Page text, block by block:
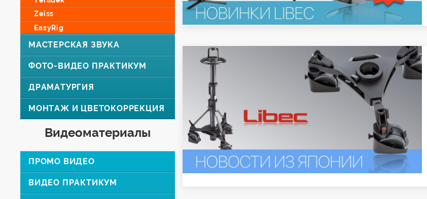
Zeiss
EasyRig
МАСТЕРСКАЯ ЗВУКА
ФОТО-ВИДЕО ПРАКТИКУМ
ДРАМАТУРГИЯ
МОНТАЖ И ЦВЕТОКОРРЕКЦИЯ
Видеоматериалы
ПРОМО ВИДЕО
ВИДЕО ПРАКТИКУМ